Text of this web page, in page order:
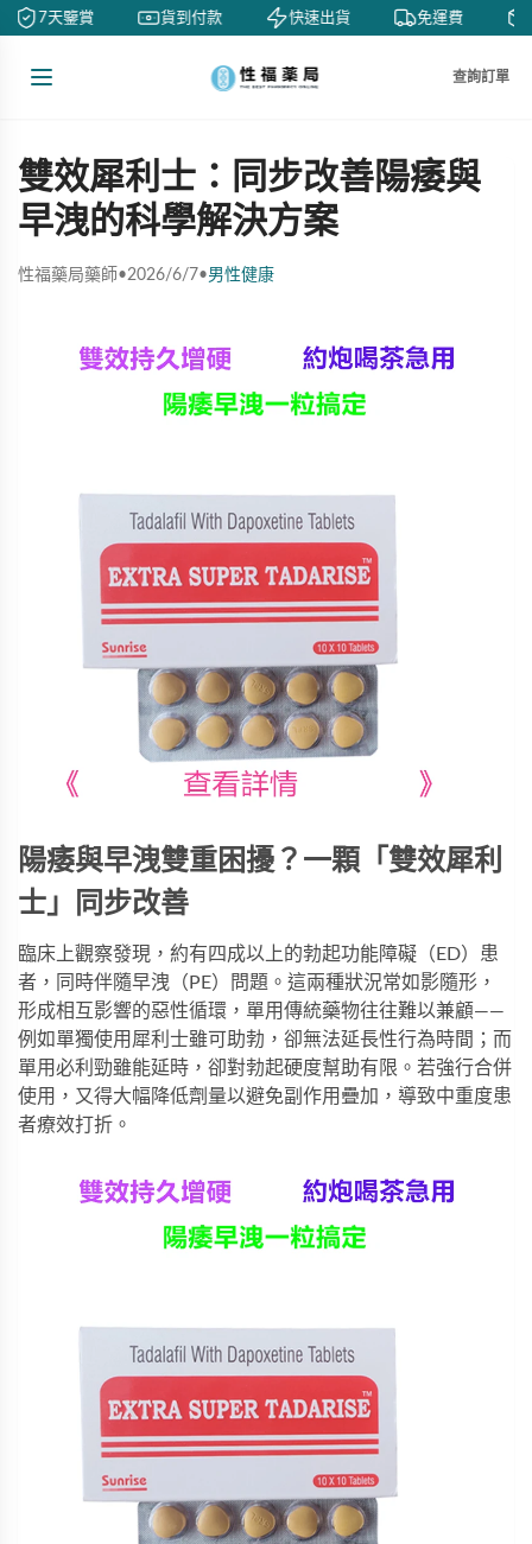
7天鑒賞 貨到付款 快速出貨 免運費
查詢訂單
雙效犀利士：同步改善陽痿與
早洩的科學解決方案
性福藥局藥師•2026/6/7•男性健康
陽痿與早洩雙重困擾？一顆「雙效犀利
士」同步改善
臨床上觀察發現，約有四成以上的勃起功能障礙（ED）患
者，同時伴隨早洩（PE）問題。這兩種狀況常如影隨形，
形成相互影響的惡性循環，單用傳統藥物往往難以兼顧——
例如單獨使用犀利士雖可助勃，卻無法延長性行為時間；而
單用必利勁雖能延時，卻對勃起硬度幫助有限。若強行合併
使用，又得大幅降低劑量以避免副作用疊加，導致中重度患
者療效打折。